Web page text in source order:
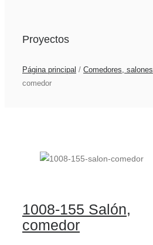
Proyectos
Página principal / Comedores, salones
comedor
1008-155 Salón,
comedor